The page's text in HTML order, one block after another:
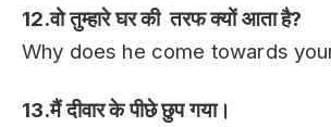
12.वो तुम्हारे घर की तरफ क्यों आता है?
Why does he come towards
13.मैं दीवार के पीछे छुप गया।